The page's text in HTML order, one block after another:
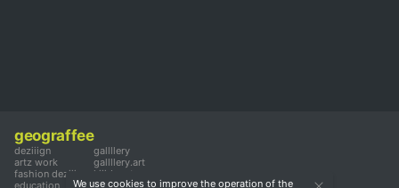
geograffee
deziiign
artz work
fashion deziiign
education
gallllery
gallllery.art
kiiids.art
We use cookies to improve the operation of the